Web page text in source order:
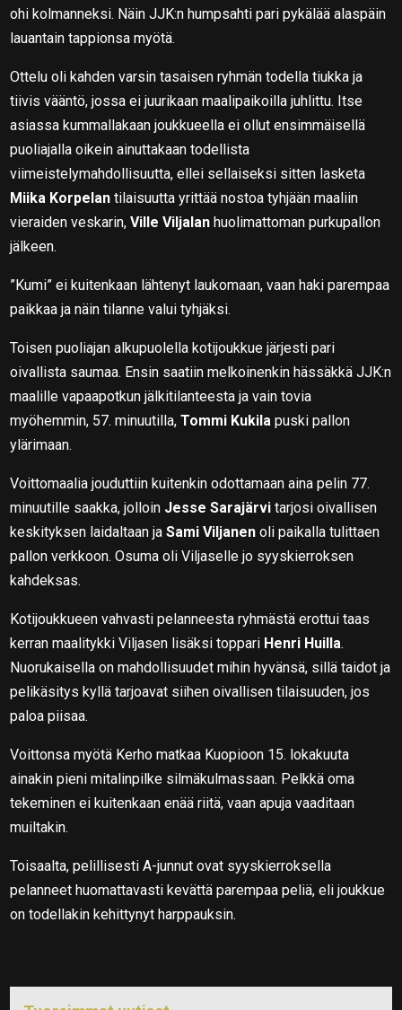
ohi kolmanneksi. Näin JJK:n humpsahti pari pykälää alaspäin
lauantain tappionsa myötä.
Ottelu oli kahden varsin tasaisen ryhmän todella tiukka ja
tiivis vääntö, jossa ei juurikaan maalipaikoilla juhlittu. Itse
asiassa kummallakaan joukkueella ei ollut ensimmäisellä
puoliajalla oikein ainuttakaan todellista
viimeistelymahdollisuutta, ellei sellaiseksi sitten lasketa
Miika Korpelan tilaisuutta yrittää nostoa tyhjään maaliin
vieraiden veskarin,Ville Viljalan huolimattoman purkupallon
jälkeen.
”Kumi” ei kuitenkaan lähtenyt laukomaan, vaan haki parempaa
paikkaa ja näin tilanne valui tyhjäksi.
Toisen puoliajan alkupuolella kotijoukkue järjesti pari
oivallista saumaa. Ensin saatiin melkoinenkin hässäkkä JJK:n
maalille vapaapotkun jälkitilanteesta ja vain tovia
myöhemmin, 57. minuutilla,Tommi Kukila puski pallon
ylärimaan.
Voittomaalia jouduttiin kuitenkin odottamaan aina pelin 77.
minuutille saakka, jolloin Jesse Sarajärvi tarjosi oivallisen
keskityksen laidaltaan jaSami Viljanen oli paikalla tulittaen
pallon verkkoon. Osuma oli Viljaselle jo syyskierroksen
kahdeksas.
Kotijoukkueen vahvasti pelanneesta ryhmästä erottui taas
kerran maalitykki Viljasen lisäksi toppari Henri Huilla.
Nuorukaisella on mahdollisuudet mihin hyvänsä, sillä taidot ja
pelikäsitys kyllä tarjoavat siihen oivallisen tilaisuuden, jos
paloa piisaa.
Voittonsa myötä Kerho matkaa Kuopioon 15. lokakuuta
ainakin pieni mitalinpilke silmäkulmassaan. Pelkkä oma
tekeminen ei kuitenkaan enää riitä, vaan apuja vaaditaan
muiltakin.
Toisaalta, pelillisesti A-junnut ovat syyskierroksella
pelanneet huomattavasti kevättä parempaa peliä, eli joukkue
on todellakin kehittynyt harppauksin.